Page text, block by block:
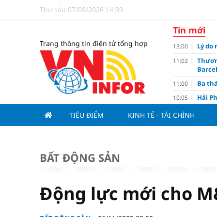
Thứ sáu 07/08/2026 14:39
Trang thông tin điện tử tổng hợp
Tin mới
13:00 Lý do
11:02
11:00 Ba
10:05
Hải
triệu
09:10 Đề
18:05
Tử vi
việc
TIÊU ĐIỂM KINH TẾ - TÀI CHÍNH
BẤT ĐỘNG SẢN
Động lực mới cho